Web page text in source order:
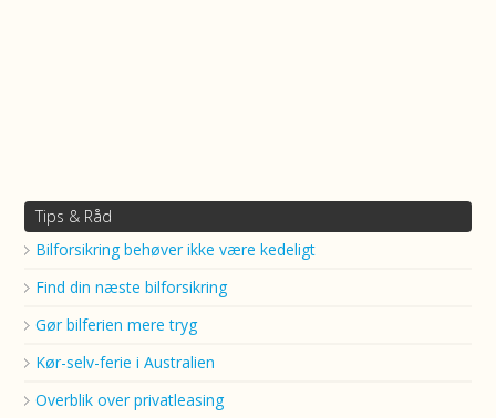
Tips & Råd
Bilforsikring behøver ikke være kedeligt
Find din næste bilforsikring
Gør bilferien mere tryg
Kør-selv-ferie i Australien
Overblik over privatleasing